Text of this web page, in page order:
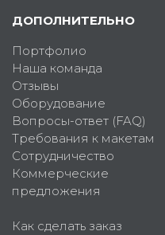
ДОПОЛНИТЕЛЬНО
Портфолио
Наша команда
Отзывы
Оборудование
Вопросы-ответ (FAQ)
Требования к макетам
Сотрудничество
Коммерческие
предложения
Как сделать заказ